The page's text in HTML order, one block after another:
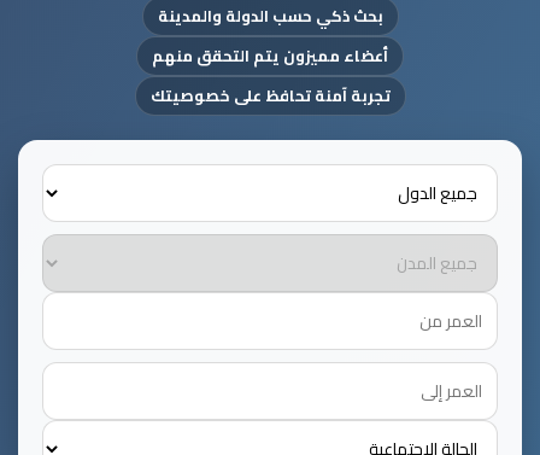
بحث ذكي حسب الدولة والمدينة
أعضاء مميزون يتم التحقق منهم
تجربة آمنة تحافظ على خصوصيتك
تحديد الدولة
تحديد المدينة
العمر من
العمر إلى
الحالة الاجتماعية